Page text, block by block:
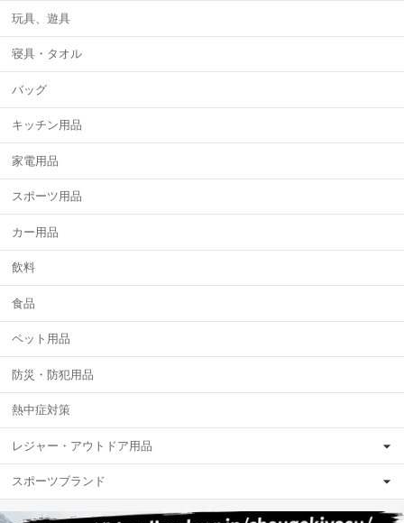
玩具、遊具
寝具・タオル
バッグ
キッチン用品
家電用品
スポーツ用品
カー用品
飲料
食品
ペット用品
防災・防犯用品
熱中症対策
レジャー・アウトドア用品
スポーツブランド